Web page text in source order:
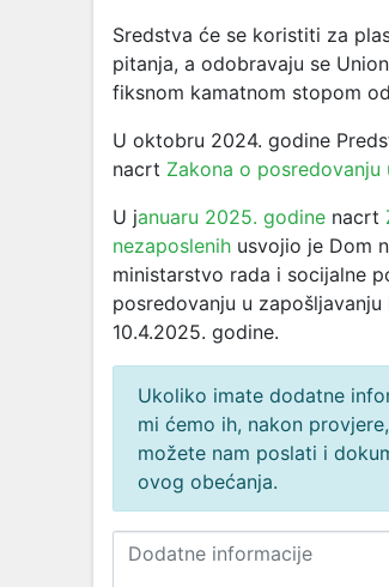
Sredstva će se koristiti za
pitanja, a odobravaju se
fiksnom kamatnom stopom
U oktobru 2024. godine
nacrt Zakona o
U januaru 2025. godine nacrt
nezaposlenih usvojio je Dom
ministarstvo rada i socijalne
posredovanju u
10.4.2025. godine.
Ukoliko imate dodatne
mi ćemo ih, nakon
možete nam poslati i
ovog obećanja.